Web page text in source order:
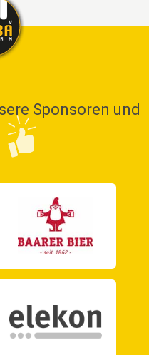
Sponsoren und